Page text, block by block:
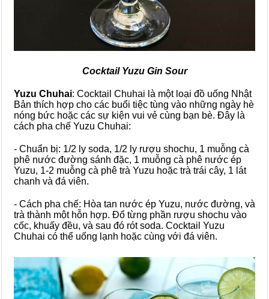
Cocktail Yuzu Gin Sour
Yuzu Chuhai: Cocktail Chuhai là một loại đồ uống Nhật
Bản thích hợp cho các buổi tiệc tùng vào những ngày hè
nóng bức hoặc các sự kiện vui vẻ cùng bạn bè. Đây là
cách pha chế Yuzu Chuhai:
- Chuẩn bị: 1/2 ly soda, 1/2 ly rượu shochu, 1 muỗng cà
phê nước đường sánh đặc, 1 muỗng cà phê nước ép
Yuzu, 1-2 muỗng cà phê trà Yuzu hoặc trà trái cây, 1 lát
chanh và đá viên.
- Cách pha chế: Hòa tan nước ép Yuzu, nước đường, và
trà thành một hỗn hợp. Đổ từng phần rượu shochu vào
cốc, khuấy đều, và sau đó rót soda. Cocktail Yuzu
Chuhai có thể uống lạnh hoặc cùng với đá viên.